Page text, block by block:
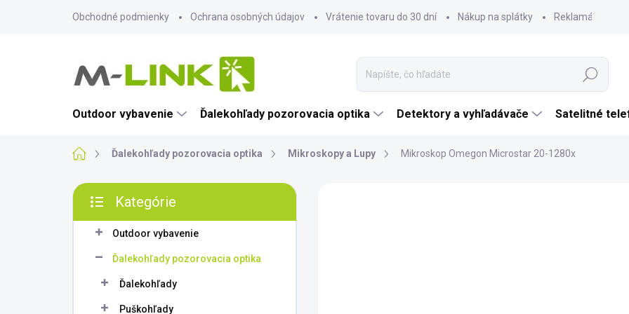
Obchodné podmienky Ochrana osobných údajov Vrátenie tovaru do 30 dní Nákup na splátky Reklamácia
Hľadať
Outdoor vybavenie Ďalekohľady pozorovacia optika Detektory a vyhľadávače Satelitné
DomovĎalekohľady pozorovacia optika Mikroskopy a Lupy Mikroskop Omegon Microstar 20-1280x
B
č
kategórie
Kategórie
Outdoor vybavenie
Ďalekohľady pozorovacia optika
Ďalekohľady
Puškohľady